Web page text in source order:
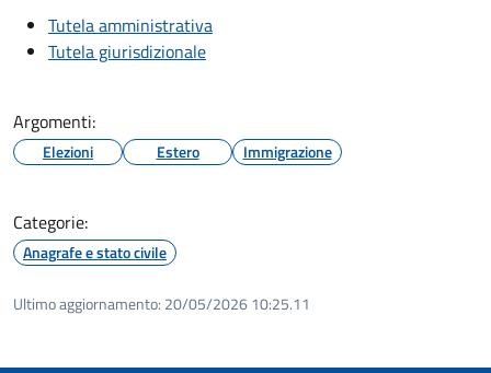
Tutela amministrativa
Tutela giurisdizionale
Argomenti:
Elezioni Estero Immigrazione
Categorie:
Anagrafe e stato civile
Ultimo aggiornamento: 20/05/2026 10:25.11